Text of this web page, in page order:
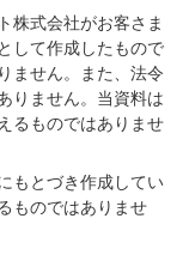
株式会社がお客さま
して作成したもので
ません。また、法令
りません。当資料は
るものではありませ
もとづき作成してい
ものではありませ